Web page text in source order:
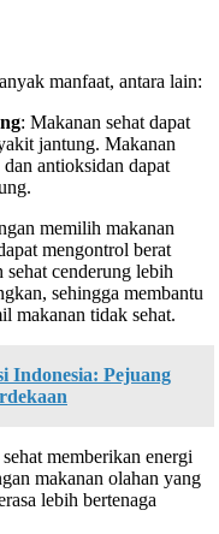
manfaat, antara lain:
: Makanan sehat dapat
jantung. Makanan
antioksidan dapat
memilih makanan
mengontrol berat
cenderung lebih
sehingga membantu
makanan tidak sehat.
Indonesia: Pejuang
memberikan energi
makanan olahan yang
lebih bertenaga